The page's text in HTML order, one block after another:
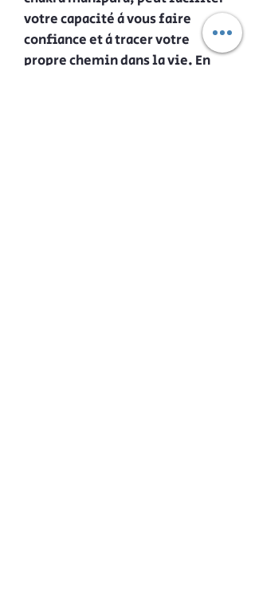
votre capacité à vous faire
confiance et à tracer votre
propre chemin dans la vie. En